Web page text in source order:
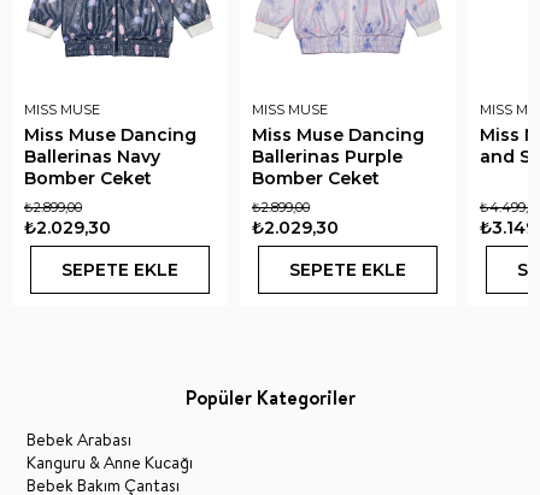
MISS MUSE
Miss Muse Dancing
Ballerinas Navy
Bomber Ceket
₺2.029,30
₺2.899,00
SEPETE EKLE
MISS MUSE
Miss Muse Dancing
Ballerinas Purple
Bomber Ceket
₺2.029,30
₺2.899,00
SEPETE EKLE
MISS
Miss
and
Popüler Kategoriler
Bebek Arabası
Kanguru & Anne Kucağı
Bebek Bakım Çantası